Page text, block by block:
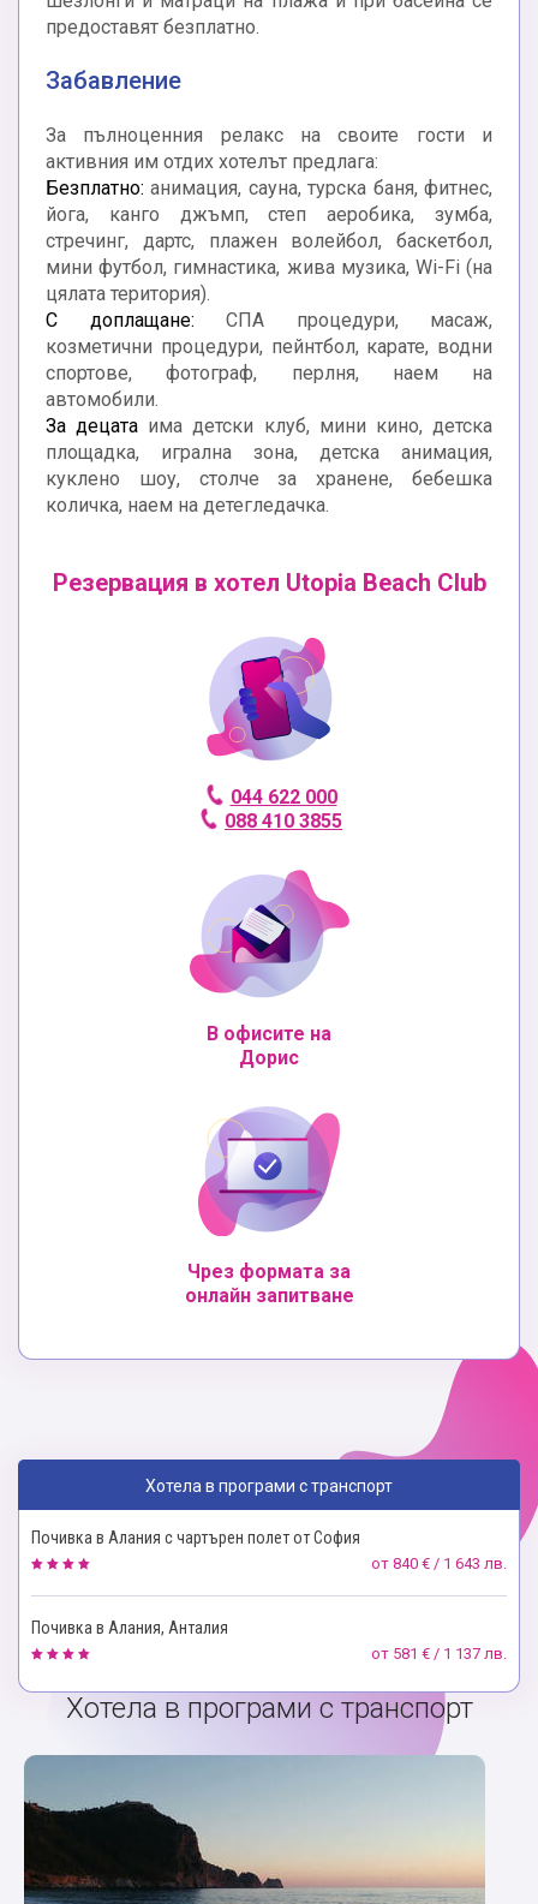
предоставят безплатно.
Забавление
За пълноценния релакс на своите гости и
активния им отдих хотелът предлага:
Безплатно: анимация, сауна, турска баня, фитнес,
йога, канго джъмп, степ аеробика, зумба,
стречинг, дартс, плажен волейбол, баскетбол,
мини футбол, гимнастика, жива музика, Wi-Fi (на
цялата територия).
С доплащане: СПА процедури, масаж,
козметични процедури, пейнтбол, карате, водни
спортове, фотограф, перлня, наем на
автомобили.
За децата има детски клуб, мини кино, детска
площадка, игрална зона, детска анимация,
куклено шоу, столче за хранене, бебешка
количка, наем на детегледачка.
Резервация в хотел Utopia Beach Club
044 622 000
088 410 3855
В офисите на
Дорис
Чрез формата за
онлайн запитване
Хотела в програми с транспорт
Почивка в Алания с чартърен полет от София
от 840 € / 1 643 лв.
Почивка в Алания, Анталия
от 581 € / 1 137 лв.
Хотела в програми с транспорт